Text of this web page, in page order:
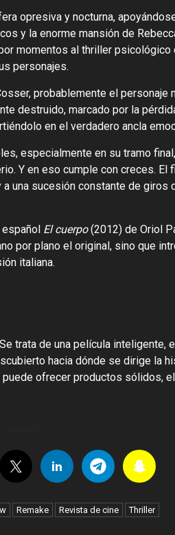
opresiva y nocturna,
y la enorme mansión de
momentos al thriller
personajes.
probablemente el personaje
destruido, marcado por la
en el verdadero ancla
especialmente en su tramo final,
Y en eso cumple con creces. El
una sucesión constante de giros
El cuerpo(2012) de Oriol
por plano el original, sino que
italiana.
trata de una película inteligente,
hacia dónde se dirige la
ofrecer productos sólidos,
Remake Revista de cine Thriller